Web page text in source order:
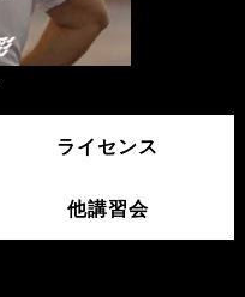
ライセンス
他講習会